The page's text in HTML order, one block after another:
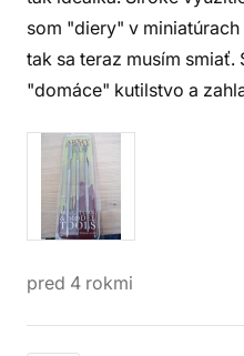
som "diery" v
tak sa teraz musím smiať.
"domáce" kutilstvo a
pred 4 rokmi